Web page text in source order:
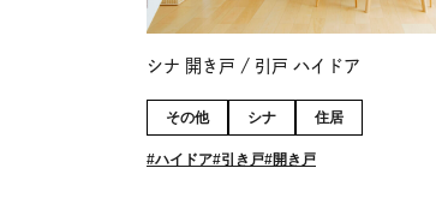
シナ 開き戸 / 引戸 ハイドア
その他 シナ 住居
ハイドア 引き戸 開き戸